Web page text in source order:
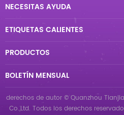
NECESITAS AYUDA
ETIQUETAS CALIENTES
PRODUCTOS
BOLETÍN MENSUAL
derechos de autor © Quanzhou
Co.,Ltd. Todos los derechos